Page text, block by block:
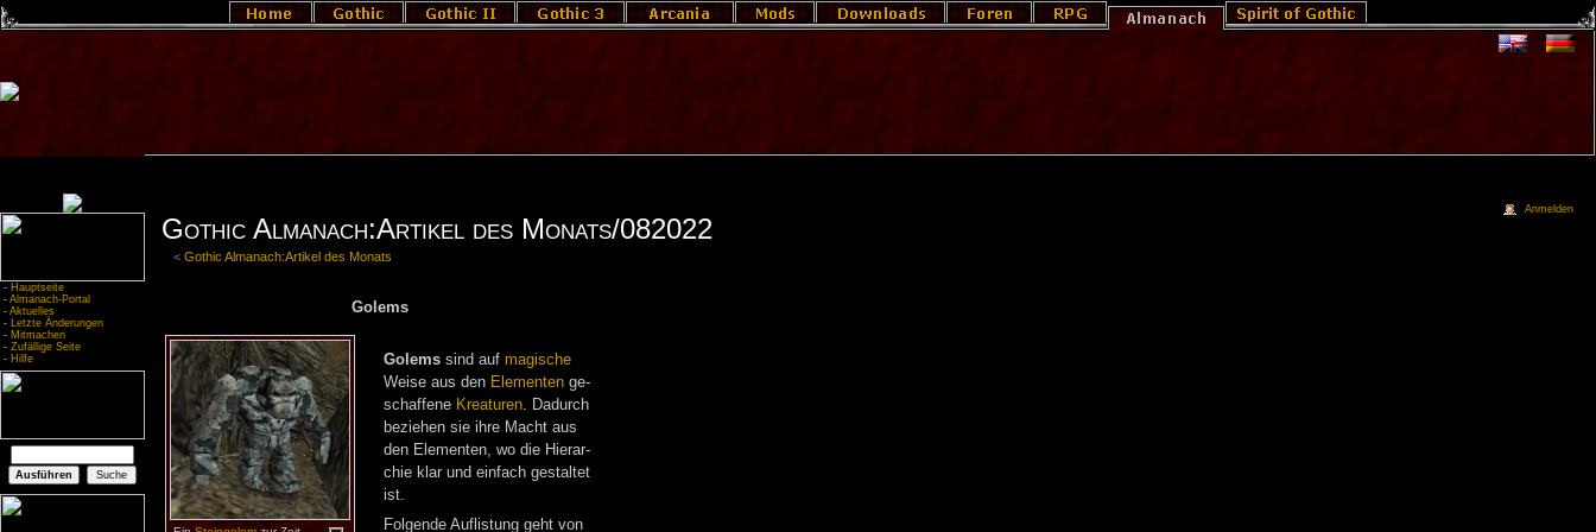
- Hauptseite
- Almanach-Portal
- Aktuelles
- Letzte Änderungen
- Mitmachen
- Zufällige Seite
- Hilfe
Gothic Almanach:Artikel des Monats/082022
<Gothic Almanach:Artikel des Monats
Go­lems
Go­lemssind auf ma­gi­sche
Wei­se aus den Ele­men­tenge­
schaf­fe­ne Krea­tu­ren. Da­durch
be­zie­hen sie ihre Macht aus
den Ele­men­ten, wo die Hier­ar­
chie klar und ein­fach ge­stal­tet
ist.
Fol­gen­de Auf­lis­tung geht von
Anmelden